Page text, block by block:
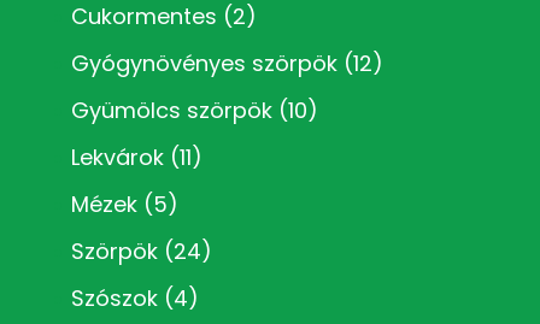
Cukormentes (2)
Gyógynövényes szörpök (12)
Gyümölcs szörpök (10)
Lekvárok (11)
Mézek (5)
Szörpök (24)
Szószok (4)